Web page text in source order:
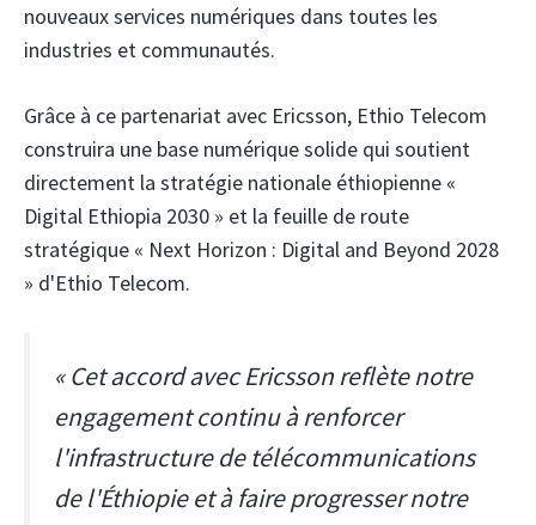
nouveaux services numériques dans toutes les
industries et communautés.
Grâce à ce partenariat avec Ericsson, Ethio Telecom
construira une base numérique solide qui soutient
directement la stratégie nationale éthiopienne «
Digital Ethiopia 2030 » et la feuille de route
stratégique « Next Horizon : Digital and Beyond 2028
» d'Ethio Telecom.
« Cet accord avec Ericsson reflète notre
engagement continu à renforcer
l'infrastructure de télécommunications
de l'Éthiopie et à faire progresser notre